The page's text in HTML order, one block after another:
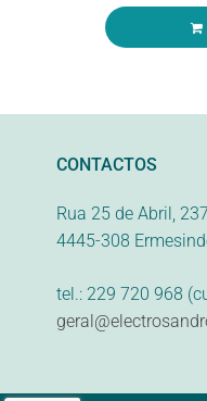
CONTACTOS
Rua 25 de Abril, 237
4445-308
tel.: 229 720 968